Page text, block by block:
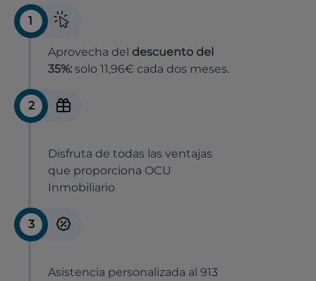
1
Aprovecha del descuento del
35%: solo 11,96€ cada dos meses.
2
Disfruta de todas las ventajas
que proporciona OCU
Inmobiliario
3
Asistencia personalizada al 913